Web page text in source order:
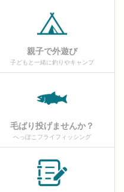
親子で外遊び
子どもと一緒に釣りやキャンプ
毛ばり投げませんか？
へっぽこフライフィッシング